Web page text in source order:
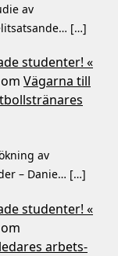
av
[…]
studenter! «
om Vägarna till
av
– Danie… […]
studenter! «
om
arbets-